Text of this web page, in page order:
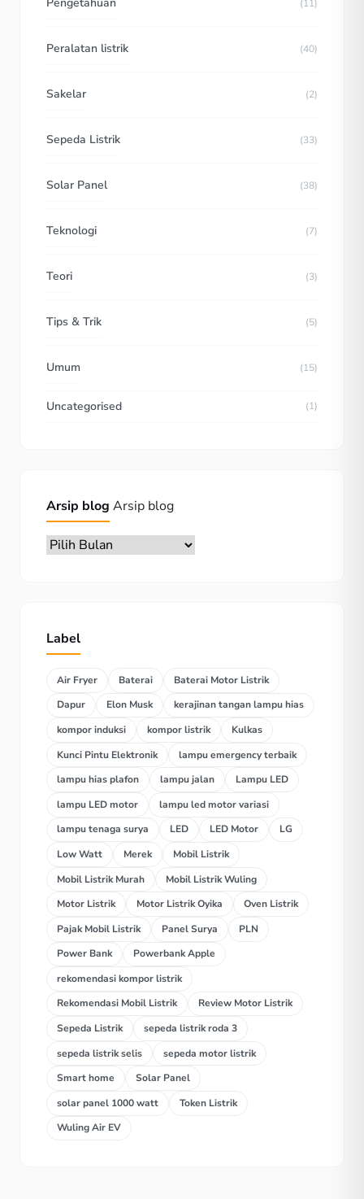
(11)
Peralatan listrik (40)
Sakelar (2)
Sepeda Listrik (33)
Solar Panel (38)
Teknologi (7)
Teori (3)
Tips & Trik (5)
Umum (15)
Uncategorised (1)
Arsip blog Arsip blog
Label
Air Fryer Baterai
Baterai Motor Listrik
Dapur
Elon Musk
kerajinan tangan lampu hias
kompor induksi
kompor listrik
Kulkas
Kunci Pintu Elektronik
lampu emergency terbaik
lampu hias plafon
lampu jalan
Lampu LED
lampu LED motor
lampu led motor variasi
lampu tenaga surya
LED LED Motor
LG
Low Watt
Merek
Mobil Listrik
Mobil Listrik Murah
Mobil Listrik Wuling
Motor Listrik
Motor Listrik Oyika
Oven Listrik
Pajak Mobil Listrik
Panel Surya
PLN
Power Bank
Powerbank Apple
rekomendasi kompor listrik
Rekomendasi Mobil Listrik
Review Motor Listrik
Sepeda Listrik
sepeda listrik roda 3
sepeda listrik selis
sepeda motor listrik
Smart home
Solar Panel
solar panel 1000 watt
Token Listrik
Wuling Air EV